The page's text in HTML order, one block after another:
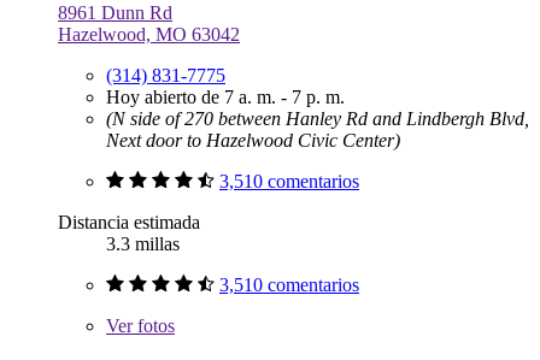
8961 Dunn Rd
Hazelwood, MO 63042
(314) 831-7775
Hoy abierto de 7 a. m. - 7 p. m.
(N side of 270 between Hanley Rd and Lindbergh Blvd,
Next door to Hazelwood Civic Center)
3,510 comentarios
Distancia estimada
3.3 millas
3,510 comentarios
Verfotos